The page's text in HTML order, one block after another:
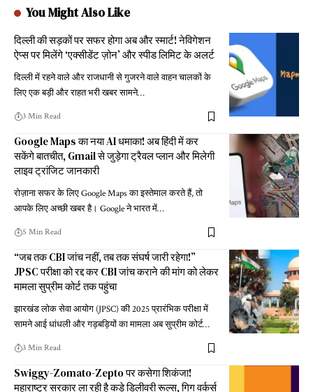
You Might Also Like
दिल्ली की सड़कों पर सफर होगा अब और स्मार्ट! नेविगेशन
ऐप्स पर मिलेंगे ‘एक्सीडेंट ज़ोन’ और स्पीड लिमिट के अलर्ट
दिल्ली में रहने वाले और राजधानी से गुजरने वाले वाहन चालकों के
लिए एक बड़ी और राहत भरी खबर सामने…
3 Min Read
Google Maps का नया AI धमाका! अब हिंदी में कर
सकेंगे बातचीत, Gmail से जुड़ेगा ट्रैवल प्लान और मिलेगी
लाइव ट्रांजिट जानकारी
रोज़ाना सफर के लिए Google Maps का इस्तेमाल करते हैं, तो
आपके लिए अच्छी खबर है। Google ने भारत में…
5 Min Read
“जब तक CBI जांच नहीं, तब तक संघर्ष जारी रहेगा!”
JPSC परीक्षा को रद्द कर CBI जांच कराने की मांग को लेकर
मामला सुप्रीम कोर्ट तक पहुंचा
झारखंड लोक सेवा आयोग (JPSC) की 2025 प्रारंभिक परीक्षा में
सामने आई धांधली और गड़बड़ियों का मामला अब सुप्रीम कोर्ट…
3 Min Read
Swiggy-Zomato-Zepto पर कसेगा शिकंजा!
महाराष्ट्र सरकार ला रही है कड़े डिलीवरी रूल्स, गिग वर्कर्स